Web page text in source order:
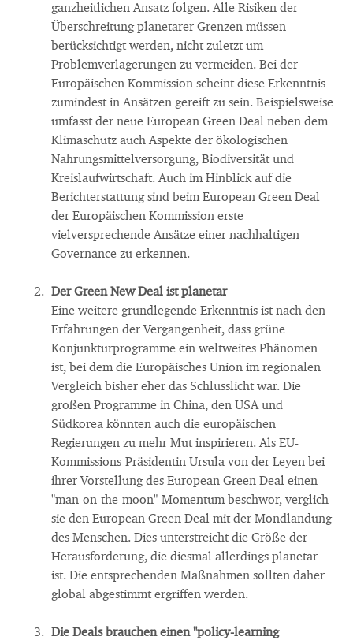
ganzheitlichen Ansatz folgen. Alle Risiken der
Überschreitung planetarer Grenzen müssen
berücksichtigt werden, nicht zuletzt um
Problemverlagerungen zu vermeiden. Bei der
Europäischen Kommission scheint diese Erkenntnis
zumindest in Ansätzen gereift zu sein. Beispielsweise
umfasst der neue European Green Deal neben dem
Klimaschutz auch Aspekte der ökologischen
Nahrungsmittelversorgung, Biodiversität und
Kreislaufwirtschaft. Auch im Hinblick auf die
Berichterstattung sind beim European Green Deal
der Europäischen Kommission erste
vielversprechende Ansätze einer nachhaltigen
Governance zu erkennen.
Der Green New Deal ist planetar
Eine weitere grundlegende Erkenntnis ist nach den
Erfahrungen der Vergangenheit, dass grüne
Konjunkturprogramme ein weltweites Phänomen
ist, bei dem die Europäisches Union im regionalen
Vergleich bisher eher das Schlusslicht war. Die
großen Programme in China, den USA und
Südkorea könnten auch die europäischen
Regierungen zu mehr Mut inspirieren. Als EU-
Kommissions-Präsidentin Ursula von der Leyen bei
ihrer Vorstellung des European Green Deal einen
"man-on-the-moon"-Momentum beschwor, verglich
sie den European Green Deal mit der Mondlandung
des Menschen. Dies unterstreicht die Größe der
Herausforderung, die diesmal allerdings planetar
ist. Die entsprechenden Maßnahmen sollten daher
global abgestimmt ergriffen werden.
Die Deals brauchen einen "policy-learning